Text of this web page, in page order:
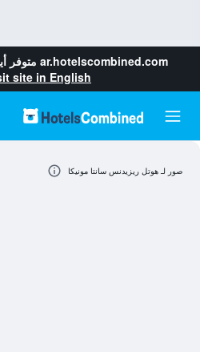
ar.hotelscombined.com متوفر
site in English
صور لـ هوتل ريزيدنس سانتا مونيكا